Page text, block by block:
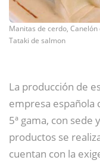
Manitas de cerdo,
Tataki de salmon
La producción de
empresa española
5ª gama, con sede
productos se
cuentan con la